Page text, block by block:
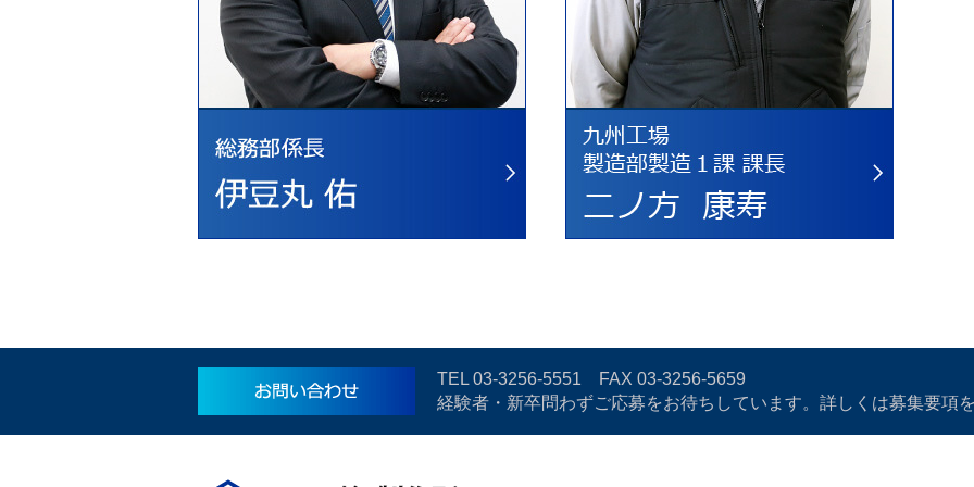
TEL 03-3256-5551
FAX 03-3256-5659
経験者・新卒問わずご応募をお待ちしています。詳しくは募集要項